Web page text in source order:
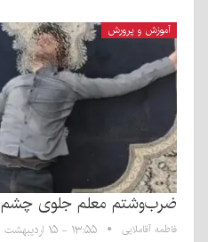
آموزش و پرورش
ضرب‌وشتم معلم جلوی چشم
فاطمه آقاملایی ۱۳:۵۵ - ۱۵ اردیبهشت ۱۴۰۴